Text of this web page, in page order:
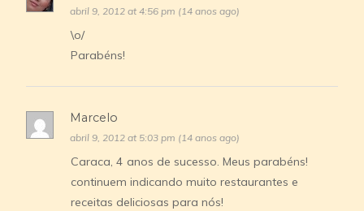
abril 9, 2012 at 4:56 pm (14 anos ago)
\o/
Parabéns!
Marcelo
abril 9, 2012 at 5:03 pm (14 anos ago)
Caraca, 4 anos de sucesso. Meus parabéns!
continuem indicando muito restaurantes e
receitas deliciosas para nós!